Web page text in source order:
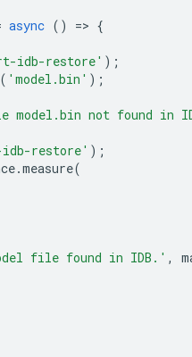
async () => {
idb-restore' );
( 'model.bin' );
model.bin not found in
idb-restore' );
.measure(
file found in IDB.' ,